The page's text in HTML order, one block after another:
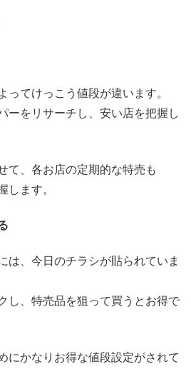
ってけっこう値段が違います。
ーをリサーチし、安い店を把握し
て、各お店の定期的な特売も
します。
は、今日のチラシが貼られていま
し、特売品を狙って買うとお得で
にかなりお得な値段設定がされて